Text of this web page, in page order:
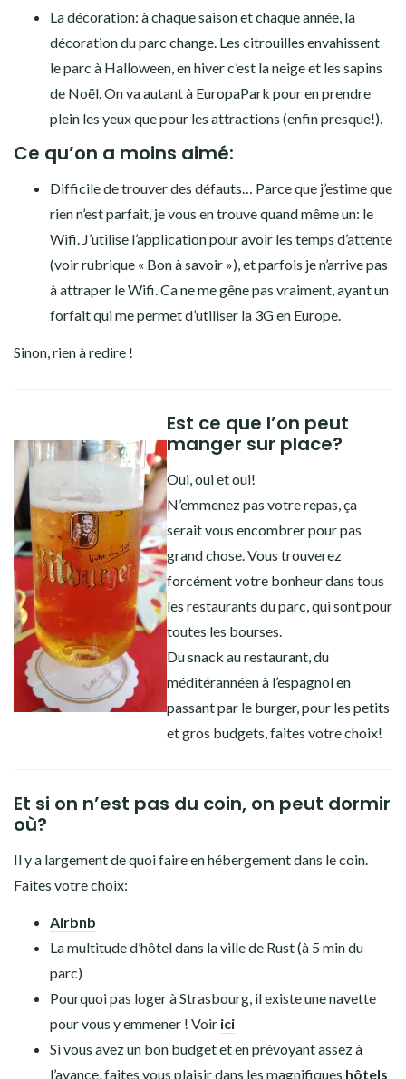
La décoration: à chaque saison et chaque année, la
décoration du parc change. Les citrouilles envahissent
le parc à Halloween, en hiver c’est la neige et les sapins
de Noël. On va autant à EuropaPark pour en prendre
plein les yeux que pour les attractions (enfin presque!).
Ce qu’on a moins aimé:
Difficile de trouver des défauts… Parce que j’estime que
rien n’est parfait, je vous en trouve quand même un: le
Wifi. J’utilise l’application pour avoir les temps d’attente
(voir rubrique « Bon à savoir »), et parfois je n’arrive pas
à attraper le Wifi. Ca ne me gêne pas vraiment, ayant un
forfait qui me permet d’utiliser la 3G en Europe.
Sinon, rien à redire !
Est ce que l’on peut
manger sur place?
Oui, oui et oui!
N’emmenez pas votre repas, ça
serait vous encombrer pour pas
grand chose. Vous trouverez
forcément votre bonheur dans tous
les restaurants du parc, qui sont pour
toutes les bourses.
Du snack au restaurant, du
méditérannéen à l’espagnol en
passant par le burger, pour les petits
et gros budgets, faites votre choix!
Et si on n’est pas du coin, on peut dormir
où?
Il y a largement de quoi faire en hébergement dans le coin.
Faites votre choix:
Airbnb
La multitude d’hôtel dans la ville de Rust (à 5 min du
parc)
Pourquoi pas loger à Strasbourg, il existe une navette
pour vous y emmener ! Voir ici
Si vous avez un bon budget et en prévoyant assez à
l’avance, faites vous plaisir dans les magnifiques hôtels